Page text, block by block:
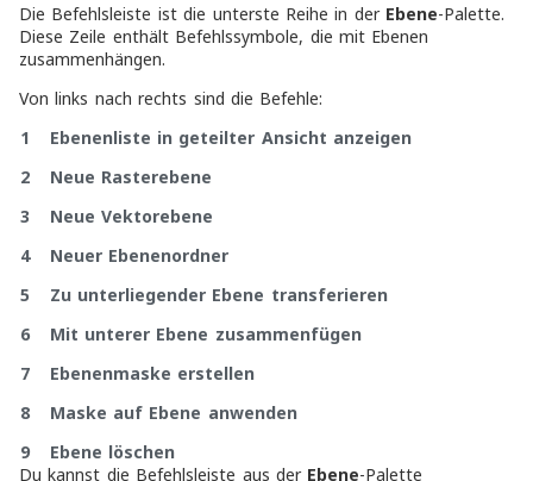
Die Befehlsleiste ist die unterste Reihe in der Ebene-Palette.
Diese Zeile enthält Befehlssymbole, die mit Ebenen
zusammenhängen.
Von links nach rechts sind die Befehle:
1 Ebenenliste in geteilter Ansicht anzeigen
2 Neue Rasterebene
3 Neue Vektorebene
4 Neuer Ebenenordner
5 Zu unterliegender Ebene transferieren
6 Mit unterer Ebene zusammenfügen
7 Ebenenmaske erstellen
8 Maske auf Ebene anwenden
9 Ebene löschen
Du kannst die Befehlsleiste aus der Ebene-Palette